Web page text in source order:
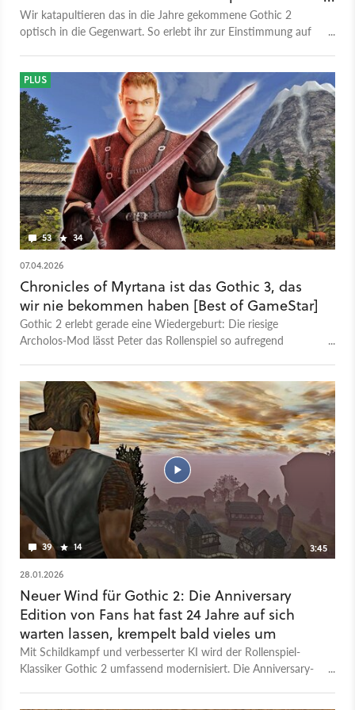
lohnt
Wir katapultieren das in die Jahre gekommene Gothic 2
optisch in die Gegenwart. So erlebt ihr zur Einstimmung auf
53 34
PLUS
07.04.2026
Chronicles of Myrtana ist das Gothic 3, das
wir nie bekommen haben [Best of GameStar]
Gothic 2 erlebt gerade eine Wiedergeburt: Die riesige
Archolos-Mod lässt Peter das Rollenspiel so aufregend
39 14
3:45
28.01.2026
Neuer Wind für Gothic 2: Die Anniversary
Edition von Fans hat fast 24 Jahre auf sich
warten lassen, krempelt bald vieles um
Mit Schildkampf und verbesserter KI wird der Rollenspiel-
Klassiker Gothic 2 umfassend modernisiert. Die Anniversary-